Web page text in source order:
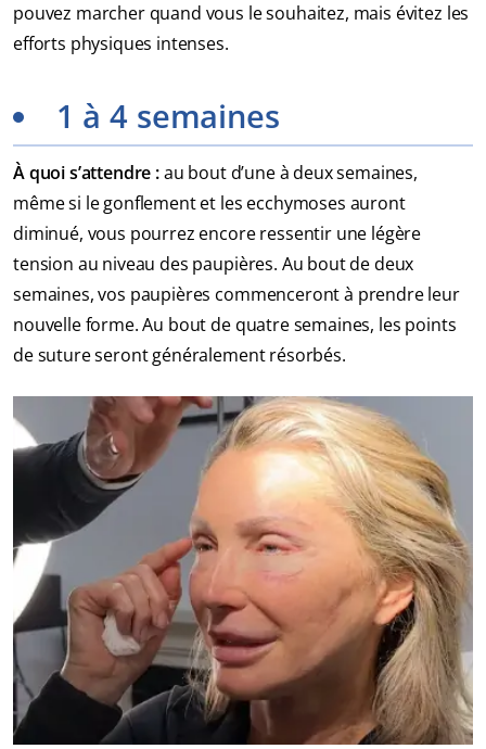
pouvez marcher quand vous le souhaitez, mais évitez les
efforts physiques intenses.
1 à 4 semaines
À quoi s’attendre :au bout d’une à deux semaines,
même si le gonflement et les ecchymoses auront
diminué, vous pourrez encore ressentir une légère
tension au niveau des paupières. Au bout de deux
semaines, vos paupières commenceront à prendre leur
nouvelle forme. Au bout de quatre semaines, les points
de suture seront généralement résorbés.